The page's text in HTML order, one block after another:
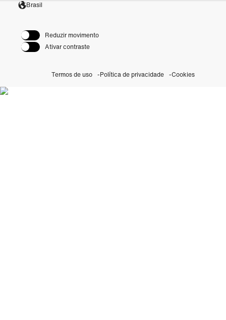
Brasil
Reduzir movimento
Ativar contraste
Termos de uso Política de privacidade Cookies